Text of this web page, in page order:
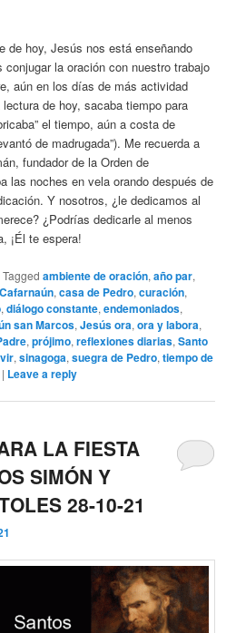
de hoy, Jesús nos está enseñando
la oración con nuestro trabajo
aún en los días de más actividad
de hoy, sacaba tiempo para
el tiempo, aún a costa de
de madrugada”). Me recuerda a
fundador de la Orden de
las noches en vela orando después de
Y nosotros, ¿le dedicamos al
¿Podrías dedicarle al menos
¡Él te espera!
Tagged ambiente de oración,año par,
Cafarnaún,casa de Pedro,curación,
,diálogo constante,endemoniados,
san Marcos,Jesús ora,ora y labora,
,prójimo,reflexiones diarias,Santo
,sinagoga,suegra de Pedro,tiempo de
| Leave a reply
LA FIESTA
SIMÓN Y
28-10-21